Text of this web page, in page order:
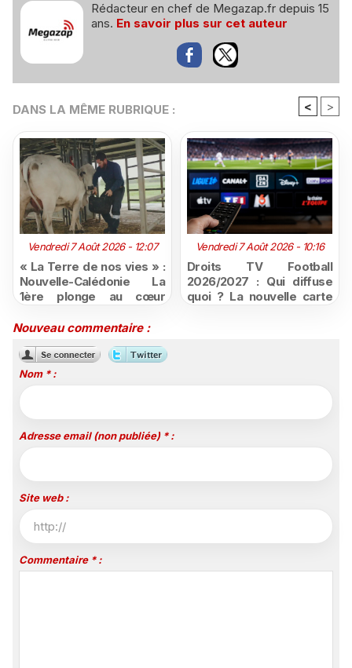
Rédacteur en chef de Megazap.fr depuis 15
ans. En savoir plus sur cet auteur
DANS LA MÊME RUBRIQUE : < >
Vendredi 7 Août 2026 - 12:07
« La Terre de nos vies » :
Nouvelle-Calédonie La
1ère plonge au cœur
mutation
Vendredi 7 Août 2026 - 10:16
Droits TV Football
2026/2027 : Qui diffuse
quoi ? La nouvelle carte
Nouveau commentaire :
Nom * :
Adresse email (non publiée) * :
Site web :
Commentaire * :